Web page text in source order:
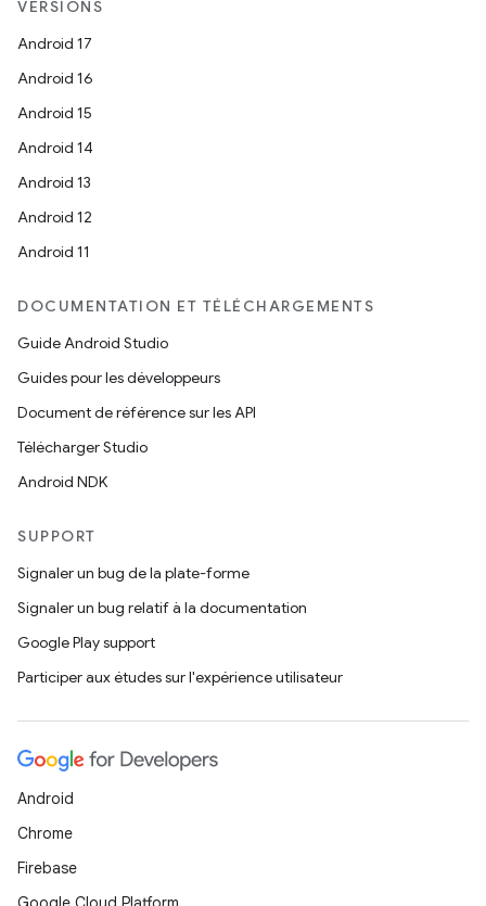
VERSIONS
Android 17
Android 16
Android 15
Android 14
Android 13
Android 12
Android 11
DOCUMENTATION ET TÉLÉCHARGEMENTS
Guide Android Studio
Guides pour les développeurs
Document de référence sur les API
Télécharger Studio
Android NDK
SUPPORT
Signaler un bug de la plate-forme
Signaler un bug relatif à la documentation
Google Play support
Participer aux études sur l'expérience utilisateur
Android
Chrome
Firebase